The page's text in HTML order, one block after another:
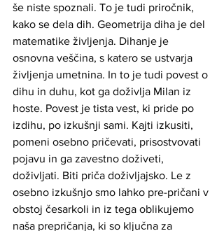
še niste spoznali. To je tudi priročnik,
kako se dela dih. Geometrija diha je del
matematike življenja. Dihanje je
osnovna veščina, s katero se ustvarja
življenja umetnina. In to je tudi povest o
dihu in duhu, kot ga doživlja Milan iz
hoste. Povest je tista vest, ki pride po
izdihu, po izkušnji sami. Kajti izkusiti,
pomeni osebno pričevati, prisostvovati
pojavu in ga zavestno doživeti,
doživljati. Biti priča doživljajsko. Le z
osebno izkušnjo smo lahko pre-pričani v
obstoj česarkoli in iz tega oblikujemo
naša prepričanja, ki so ključna za